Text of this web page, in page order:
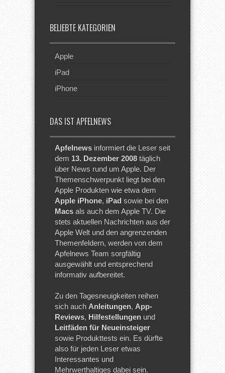
BELIEBTE KATEGORIEN
Apple
iPad
iPhone
DAS IST APFELNEWS
Apfelnews informiert die Leser seit
dem 13. Dezember 2008 täglich
über News rund um Apple. Der
Themenschwerpunkt liegt bei den
Apple Produkten wie etwa dem
Apple iPhone, iPad sowie bei den
Macs als auch dem Apple TV. Die
stets aktuellen Nachrichten aus der
Apple Welt und den angrenzenden
Themenfeldern, werden von dem
Apfelnews Team sorgfältig
ausgewählt und entsprechend
informativ aufbereitet.
Zu den Tagesneuigkeiten reihen
sich auch Anleitungen, App-
Reviews, Hilfestellungen und
Leitfäden für Neueinsteiger
sowie Produkttests ein. Es dürfte
also für jeden Leser etwas
Interessantes und
Mehrwerthaltiges dabei sein.